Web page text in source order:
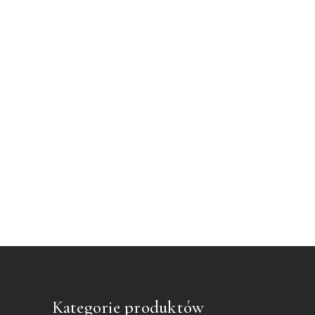
Kategorie produktów